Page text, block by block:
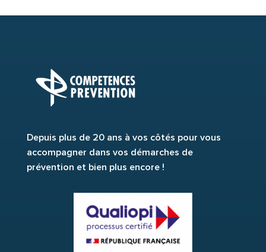
Depuis plus de 20 ans à vos côtés pour vous
accompagner dans vos démarches de
prévention et bien plus encore !